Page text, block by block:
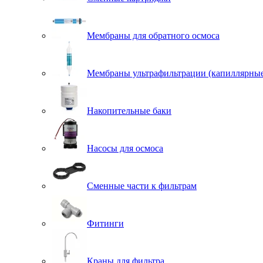
Мембраны для обратного осмоса
Мембраны ультрафильтрации
Накопительные баки
Насосы для осмоса
Сменные части к фильтрам
Фитинги
Краны для фильтра